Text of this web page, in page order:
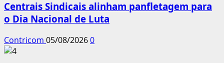
Centrais Sindicais alinham panfletagem para
o Dia Nacional de Luta
Contricom 05/08/20260